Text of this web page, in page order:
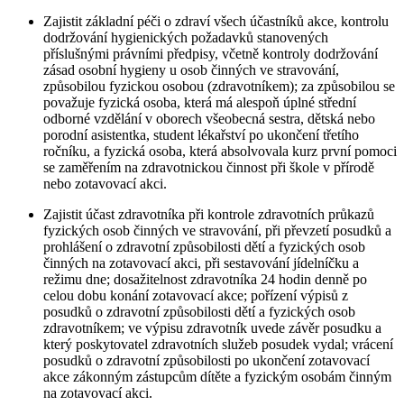
Zajistit základní péči o zdraví všech účastníků akce, kontrolu
dodržování hygienických požadavků stanovených
příslušnými právními předpisy, včetně kontroly dodržování
zásad osobní hygieny u osob činných ve stravování,
způsobilou fyzickou osobou (zdravotníkem); za způsobilou se
považuje fyzická osoba, která má alespoň úplné střední
odborné vzdělání v oborech všeobecná sestra, dětská nebo
porodní asistentka, student lékařství po ukončení třetího
ročníku, a fyzická osoba, která absolvovala kurz první pomoci
se zaměřením na zdravotnickou činnost při škole v přírodě
nebo zotavovací akci.
Zajistit účast zdravotníka při kontrole zdravotních průkazů
fyzických osob činných ve stravování, při převzetí posudků a
prohlášení o zdravotní způsobilosti dětí a fyzických osob
činných na zotavovací akci, při sestavování jídelníčku a
režimu dne; dosažitelnost zdravotníka 24 hodin denně po
celou dobu konání zotavovací akce; pořízení výpisů z
posudků o zdravotní způsobilosti dětí a fyzických osob
zdravotníkem; ve výpisu zdravotník uvede závěr posudku a
který poskytovatel zdravotních služeb posudek vydal; vrácení
posudků o zdravotní způsobilosti po ukončení zotavovací
akce zákonným zástupcům dítěte a fyzickým osobám činným
na zotavovací akci.